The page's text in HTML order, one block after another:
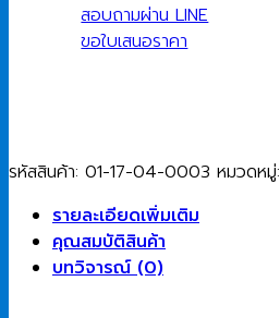
สอบถามผ่าน LINE
ขอใบเสนอราคา
รหัสสินค้า: 01-17-04-0003 หมวดหมู่:
รายละเอียดเพิ่มเติม
คุณสมบัติสินค้า
บทวิจารณ์ (0)